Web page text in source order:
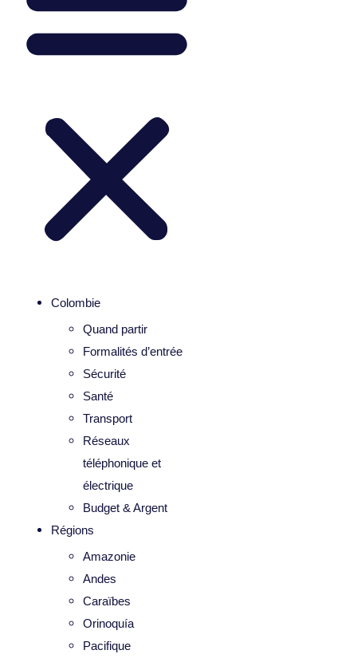
Colombie
Quand partir
Formalités d’entrée
Sécurité
Santé
Transport
Réseaux
téléphonique et
électrique
Budget & Argent
Régions
Amazonie
Andes
Caraïbes
Orinoquía
Pacifique